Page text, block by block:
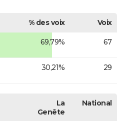
% des voix
Voix
69,79% 67
30,21% 29
La
Genête
National